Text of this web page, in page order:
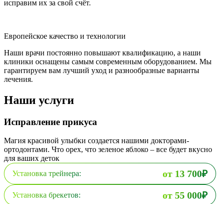
исправим их за свой счёт.
Европейское качество и технологии
Наши врачи постоянно повышают квалификацию, а наши
клиники оснащены самым современным оборудованием. Мы
гарантируем вам лучший уход и разнообразные варианты
лечения.
Наши услуги
Исправление прикуса
Магия красивой улыбки создается нашими докторами-
ортодонтами. Что орех, что зеленое яблоко – все будет вкусно
для ваших деток
Установка трейнера:
от 13 700₽
Установка брекетов: от 55 000₽